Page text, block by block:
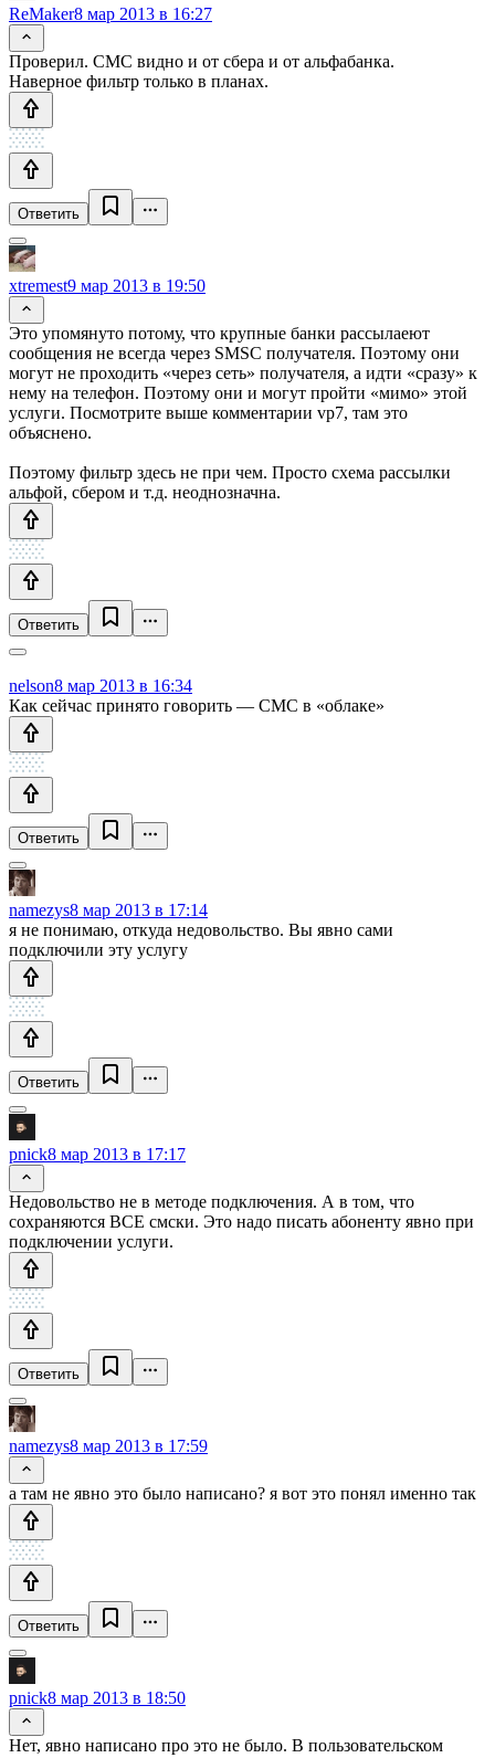
ReMaker8 мар 2013 в 16:27
Проверил. СМС видно и от сбера и от альфабанка.
Наверное фильтр только в планах.
Ответить
xtremest9 мар 2013 в 19:50
Это упомянуто потому, что крупные банки рассылаеют
сообщения не всегда через SMSC получателя. Поэтому они
могут не проходить «через сеть» получателя, а идти «сразу» к
нему на телефон. Поэтому они и могут пройти «мимо» этой
услуги. Посмотрите выше комментарии vp7, там это
объяснено.
Поэтому фильтр здесь не при чем. Просто схема рассылки
альфой, сбером и т.д. неоднозначна.
Ответить
nelson8 мар 2013 в 16:34
Как сейчас принято говорить — СМС в «облаке»
Ответить
namezys8 мар 2013 в 17:14
я не понимаю, откуда недовольство. Вы явно сами
подключили эту услугу
Ответить
pnick8 мар 2013 в 17:17
Недовольство не в методе подключения. А в том, что
сохраняются ВСЕ смски. Это надо писать абоненту явно при
подключении услуги.
Ответить
namezys8 мар 2013 в 17:59
а там не явно это было написано? я вот это понял именно так
Ответить
pnick8 мар 2013 в 18:50
Нет, явно написано про это не было. В пользовательском